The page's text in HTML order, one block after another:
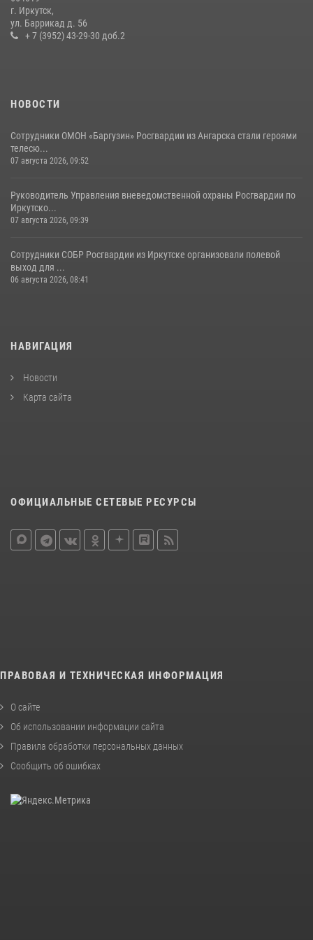
В Иркутской области состоится прямая линия по вопросам
поступления на службу в Росгвардию
г. Иркутск,
ул. Баррикад д. 56
+ 7 (3952) 43-29-30 доб.2
НОВОСТИ
Сотрудники ОМОН «Баргузин» Росгвардии из Ангарска стали героями
телесю...
07 августа 2026, 09:52
Руководитель Управления вневедомственной охраны Росгвардии по
Иркутско...
07 августа 2026, 09:39
Сотрудники СОБР Росгвардии из Иркутске организовали полевой
выход для ...
06 августа 2026, 08:41
НАВИГАЦИЯ
Новости
Карта сайта
ОФИЦИАЛЬНЫЕ СЕТЕВЫЕ РЕСУРСЫ
ПРАВОВАЯ И ТЕХНИЧЕСКАЯ ИНФОРМАЦИЯ
О сайте
Об использовании информации сайта
Правила обработки персональных данных
Сообщить об ошибках